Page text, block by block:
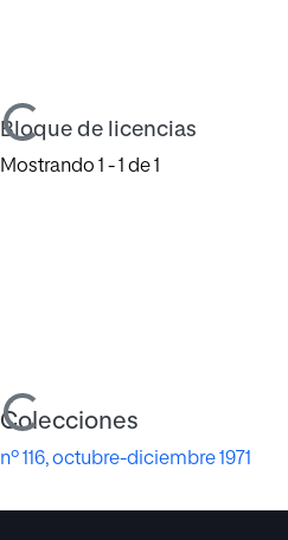
Cargando...
Bloque de licencias
Mostrando 1 - 1 de 1
Cargando...
Colecciones
nº 116, octubre-diciembre 1971